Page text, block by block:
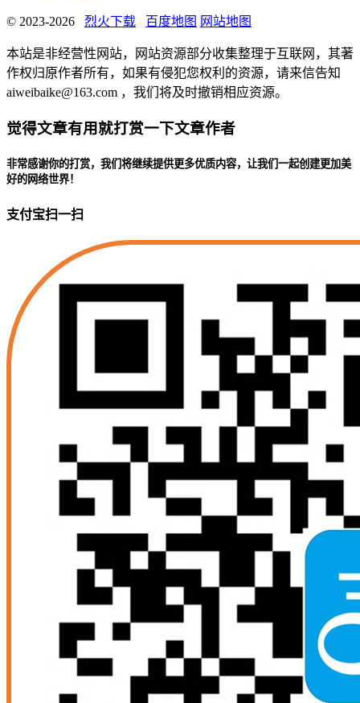
© 2023-2026 烈火下载 百度地图 网站地图
本站是非经营性网站，网站资源部分收集整理于互联网，其著
作权归原作者所有，如果有侵犯您权利的资源，请来信告知
aiweibaike@163.com ，我们将及时撤销相应资源。
觉得文章有用就打赏一下文章作者
非常感谢你的打赏，我们将继续提供更多优质内容，让我们一起创建更加美
好的网络世界！
支付宝扫一扫